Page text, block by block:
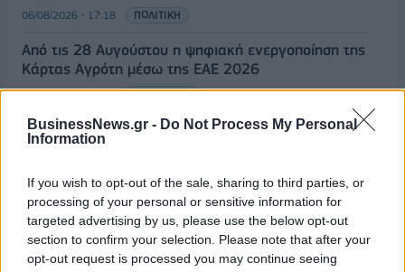
BusinessNews.gr - Do Not Process My Personal
Information
If you wish to opt-out of the sale, sharing to third parties, or
processing of your personal or sensitive information for
targeted advertising by us, please use the below opt-out
section to confirm your selection. Please note that after your
opt-out request is processed you may continue seeing
06/08/2026 - 17:18 ΠΟΛΙΤΙΚΗ
Από τις 28 Αυγούστου η ψηφιακή ενεργοποίηση της
Κάρτας Αγρότη μέσω της ΕΑΕ 2026
06/08/2026 - 16:51 ΟΙΚΟΝΟΜΙΑ
Eurobank: Εξελίξεις και προοπτικές στις αγορές
πετρελαίου και φυσικού αερίου στην Ευρώπη
Οι ελληνικές scale-ups επιχειρήσεις στρέφονται
στην ανάπτυξη - Μεγαλύτερη πρόκληση η
προσέλκυση πελατών